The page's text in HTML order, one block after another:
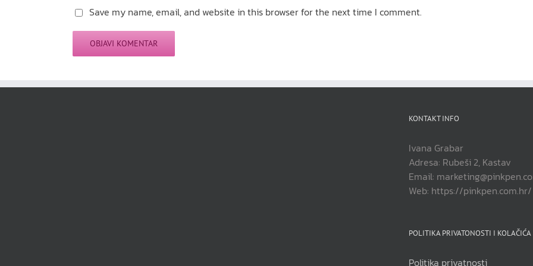
Save my name, email, and website in this browser for the next time I comment.
KONTAKT INFO
Ivana Grabar
Adresa: Rubeši 2, Kastav
Email:
Web: https://pinkpen.com.hr/
POLITIKA PRIVATONOSTI I KOLAČIĆA
Politika privatnosti